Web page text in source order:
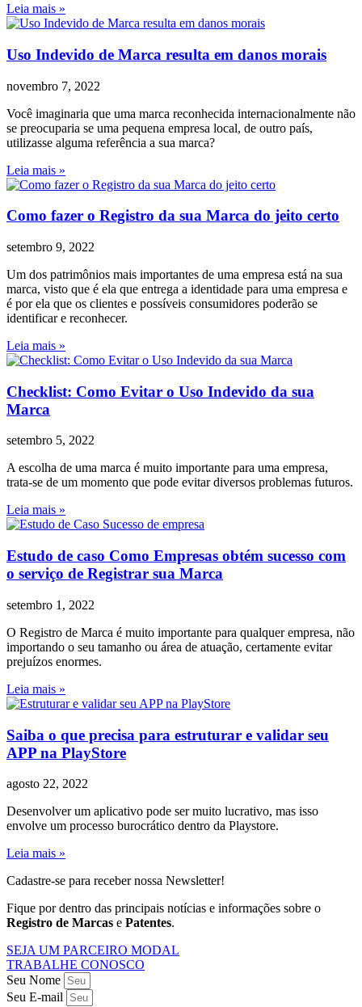
Leia mais »
Uso Indevido de Marca resulta em danos morais
novembro 7, 2022
Você imaginaria que uma marca reconhecida internacionalmente não
se preocuparia se uma pequena empresa local, de outro país,
utilizasse alguma referência a sua marca?
Leia mais »
Como fazer o Registro da sua Marca do jeito certo
setembro 9, 2022
Um dos patrimônios mais importantes de uma empresa está na sua
marca, visto que é ela que entrega a identidade para uma empresa e
é por ela que os clientes e possíveis consumidores poderão se
identificar e reconhecer.
Leia mais »
Checklist: Como Evitar o Uso Indevido da sua
Marca
setembro 5, 2022
A escolha de uma marca é muito importante para uma empresa,
trata-se de um momento que pode evitar diversos problemas futuros.
Leia mais »
Estudo de caso Como Empresas obtém sucesso com
o serviço de Registrar sua Marca
setembro 1, 2022
O Registro de Marca é muito importante para qualquer empresa, não
importando o seu tamanho ou área de atuação, certamente evitar
prejuízos enormes.
Leia mais »
Saiba o que precisa para estruturar e validar seu
APP na PlayStore
agosto 22, 2022
Desenvolver um aplicativo pode ser muito lucrativo, mas isso
envolve um processo burocrático dentro da Playstore.
Leia mais »
Cadastre-se para receber nossa Newsletter!
Fique por dentro das principais notícias e informações sobre o
Registro de Marcas e Patentes.
SEJA UM PARCEIRO MODAL
TRABALHE CONOSCO
Seu Nome
Seu E-mail